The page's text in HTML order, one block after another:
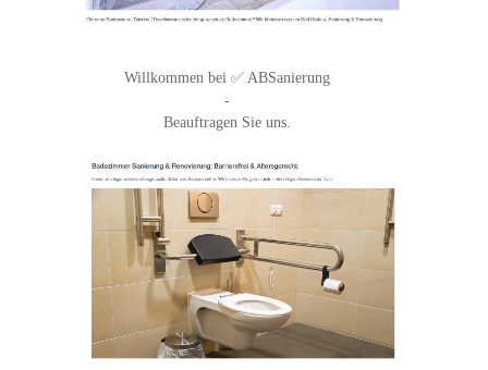
Willkommen bei ✅ ABSanierung
-
Beauftragen Sie uns.